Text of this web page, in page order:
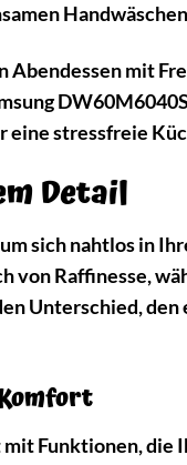
Abendessen mit
eine stressfreie
Detail
sich nahtlos in
von Raffinesse,
Unterschied,
Funktionen,